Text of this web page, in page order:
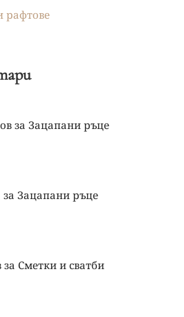
рафтове
за Зацапани ръце
за Зацапани ръце
за Сметки и сватби